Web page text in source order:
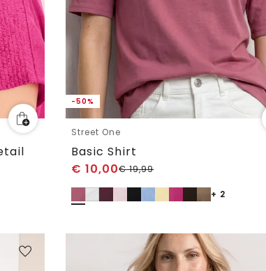
-50%
Street One
Basic Shirt
€ 10,00€19,99
+ 2